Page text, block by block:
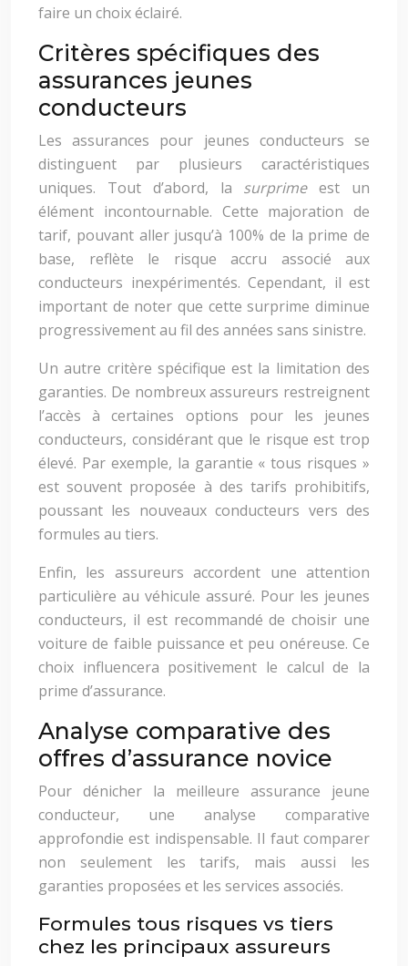
faire un choix éclairé.
Critères spécifiques des
assurances jeunes
conducteurs
Les assurances pour jeunes conducteurs se
distinguent par plusieurs caractéristiques
uniques. Tout d’abord, la surprimeest un
élément incontournable. Cette majoration de
tarif, pouvant aller jusqu’à 100% de la prime de
base, reflète le risque accru associé aux
conducteurs inexpérimentés. Cependant, il est
important de noter que cette surprime diminue
progressivement au fil des années sans sinistre.
Un autre critère spécifique est la limitation des
garanties. De nombreux assureurs restreignent
l’accès à certaines options pour les jeunes
conducteurs, considérant que le risque est trop
élevé. Par exemple, la garantie « tous risques »
est souvent proposée à des tarifs prohibitifs,
poussant les nouveaux conducteurs vers des
formules au tiers.
Enfin, les assureurs accordent une attention
particulière au véhicule assuré. Pour les jeunes
conducteurs, il est recommandé de choisir une
voiture de faible puissance et peu onéreuse. Ce
choix influencera positivement le calcul de la
prime d’assurance.
Analyse comparative des
offres d’assurance novice
Pour dénicher la meilleure assurance jeune
conducteur, une analyse comparative
approfondie est indispensable. Il faut comparer
non seulement les tarifs, mais aussi les
garanties proposées et les services associés.
Formules tous risques vs tiers
chez les principaux assureurs